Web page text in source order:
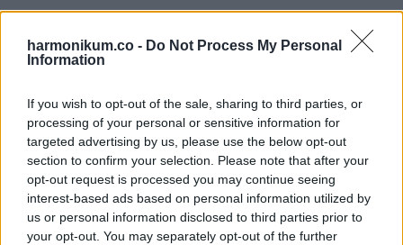
harmonikum.co - Do Not Process My Personal
Information
If you wish to opt-out of the sale, sharing to third parties, or
processing of your personal or sensitive information for
targeted advertising by us, please use the below opt-out
section to confirm your selection. Please note that after your
opt-out request is processed you may continue seeing
interest-based ads based on personal information utilized by
us or personal information disclosed to third parties prior to
your opt-out. You may separately opt-out of the further
Oszd meg ezt a posztot: